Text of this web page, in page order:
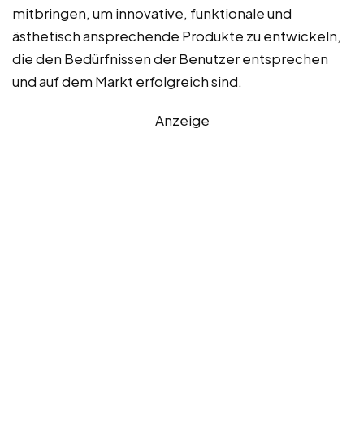
mitbringen, um innovative, funktionale und
ästhetisch ansprechende Produkte zu entwickeln,
die den Bedürfnissen der Benutzer entsprechen
und auf dem Markt erfolgreich sind.
Anzeige